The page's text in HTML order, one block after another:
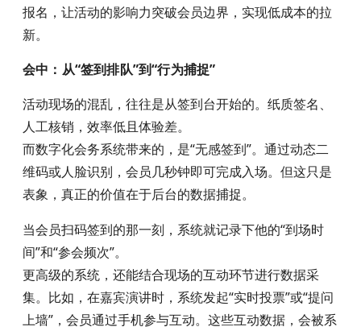
报名，让活动的影响力突破会员边界，实现低成本的拉
新。
会中：从“签到排队”到“行为捕捉”
活动现场的混乱，往往是从签到台开始的。纸质签名、
人工核销，效率低且体验差。
而数字化会务系统带来的，是“无感签到”。通过动态二
维码或人脸识别，会员几秒钟即可完成入场。但这只是
表象，真正的价值在于后台的数据捕捉。
当会员扫码签到的那一刻，系统就记录下他的“到场时
间”和“参会频次”。
更高级的系统，还能结合现场的互动环节进行数据采
集。比如，在嘉宾演讲时，系统发起“实时投票”或“提问
上墙”，会员通过手机参与互动。这些互动数据，会被系